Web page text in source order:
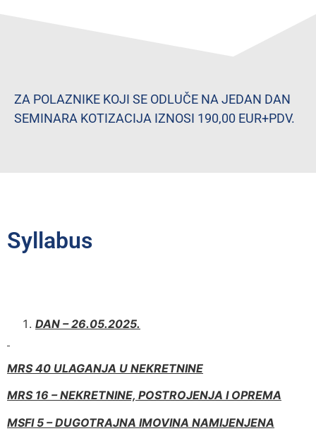
ZA POLAZNIKE KOJI SE ODLUČE NA JEDAN DAN
SEMINARA KOTIZACIJA IZNOSI 190,00 EUR+PDV.
Syllabus
DAN – 26.05.2025.
MRS 40 ULAGANJA U NEKRETNINE
MRS 16 – NEKRETNINE, POSTROJENJA I OPREMA
MSFI 5 – DUGOTRAJNA IMOVINA NAMIJENJENA